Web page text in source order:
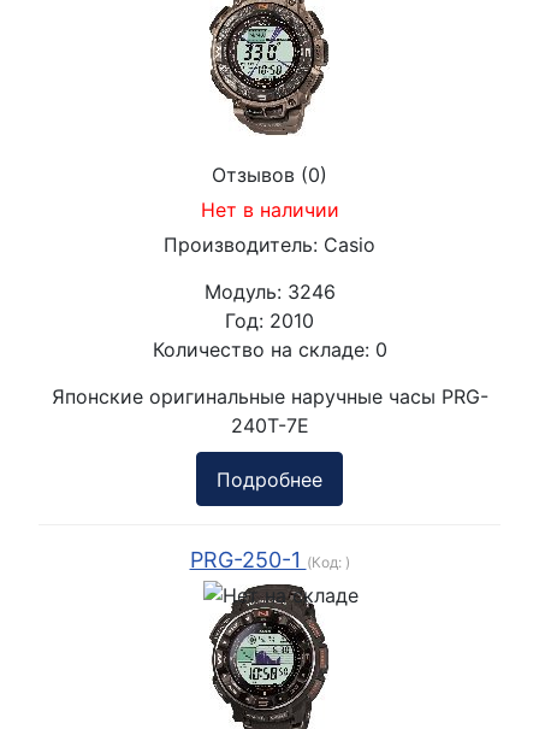
Отзывов (0)
Нет в наличии
Производитель: Casio
Модуль: 3246
Год: 2010
Количество на складе: 0
Японские оригинальные наручные часы PRG-
240T-7E
Подробнее
PRG-250-1 (Код: )